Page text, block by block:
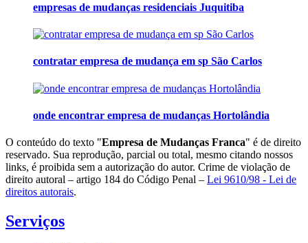
empresas de mudanças residenciais Juquitiba
contratar empresa de mudança em sp São Carlos
onde encontrar empresa de mudanças Hortolândia
O conteúdo do texto "Empresa de Mudanças Franca" é de direito
reservado. Sua reprodução, parcial ou total, mesmo citando nossos
links, é proibida sem a autorização do autor. Crime de violação de
direito autoral – artigo 184 do Código Penal – Lei 9610/98 - Lei de
direitos autorais.
Serviços